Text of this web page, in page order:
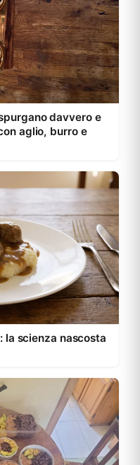
davvero e
aglio, burro e
la scienza nascosta